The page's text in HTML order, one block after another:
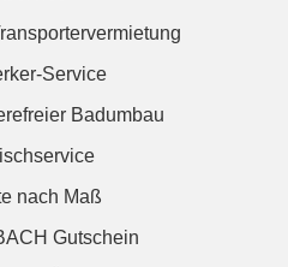
Service
Badumbau
nach Maß
Gutschein